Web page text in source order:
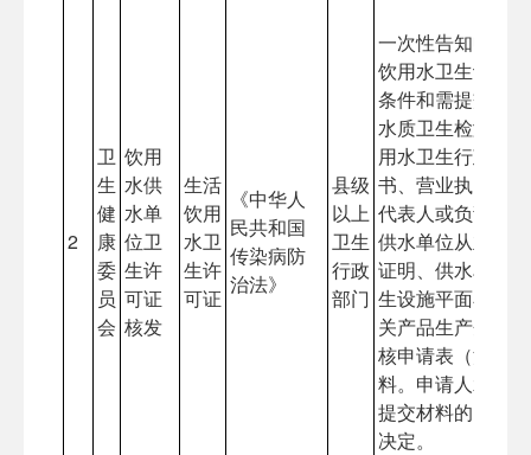
2
卫
生
健
康
委
员
会
饮用
水供
水单
位卫
生许
可证
核发
生活
饮用
水卫
生许
可证
《中华人
民共和国
传染病防
治法》
县级
以上
卫生
行政
部门
一次性告知申请
饮用水卫生许可
条件和需提交的
水质卫生检测报
用水卫生行政审
书、营业执照复
代表人或负责人
供水单位从业人
证明、供水单位
生设施平面布局
关产品生产企业
核申请表（涉水
料。申请人承诺
提交材料的，当
决定。